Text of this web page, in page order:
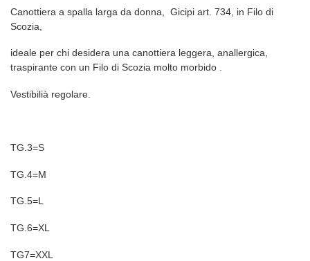
Canottiera a spalla larga da donna, Gicipi art. 734, in Filo di
Scozia,
ideale per chi desidera una canottiera leggera, anallergica,
traspirante con un Filo di Scozia molto morbido .
Vestibilià regolare.
TG.3=S
TG.4=M
TG.5=L
TG.6=XL
TG7=XXL